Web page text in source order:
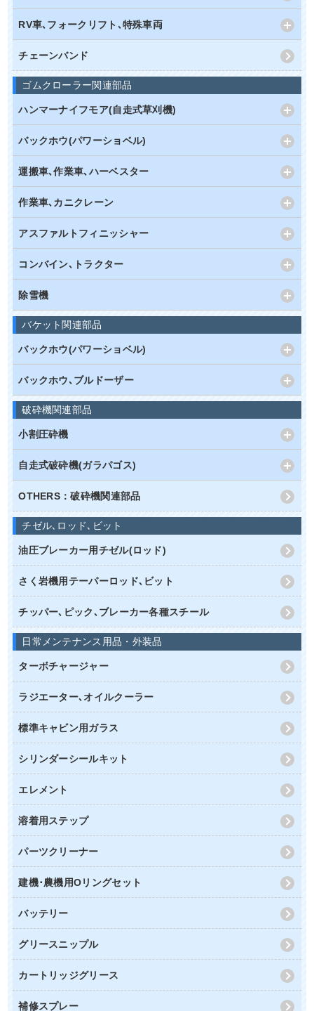
RV車､フォークリフト､特殊車両
チェーンバンド
ゴムクローラー関連部品
ハンマーナイフモア(自走式草刈機)
バックホウ(パワーショベル)
運搬車､作業車､ハーベスター
作業車､カニクレーン
アスファルトフィニッシャー
コンバイン､トラクター
除雪機
バケット関連部品
バックホウ(パワーショベル)
バックホウ､ブルドーザー
破砕機関連部品
小割圧砕機
自走式破砕機(ガラパゴス)
OTHERS：破砕機関連部品
チゼル､ロッド､ビット
油圧ブレーカー用チゼル(ロッド)
さく岩機用テーパーロッド､ビット
チッパー､ピック､ブレーカー各種スチール
日常メンテナンス用品・外装品
ターボチャージャー
ラジエーター､オイルクーラー
標準キャビン用ガラス
シリンダーシールキット
エレメント
溶着用ステップ
パーツクリーナー
建機･農機用Oリングセット
バッテリー
グリースニップル
カートリッジグリース
補修スプレー